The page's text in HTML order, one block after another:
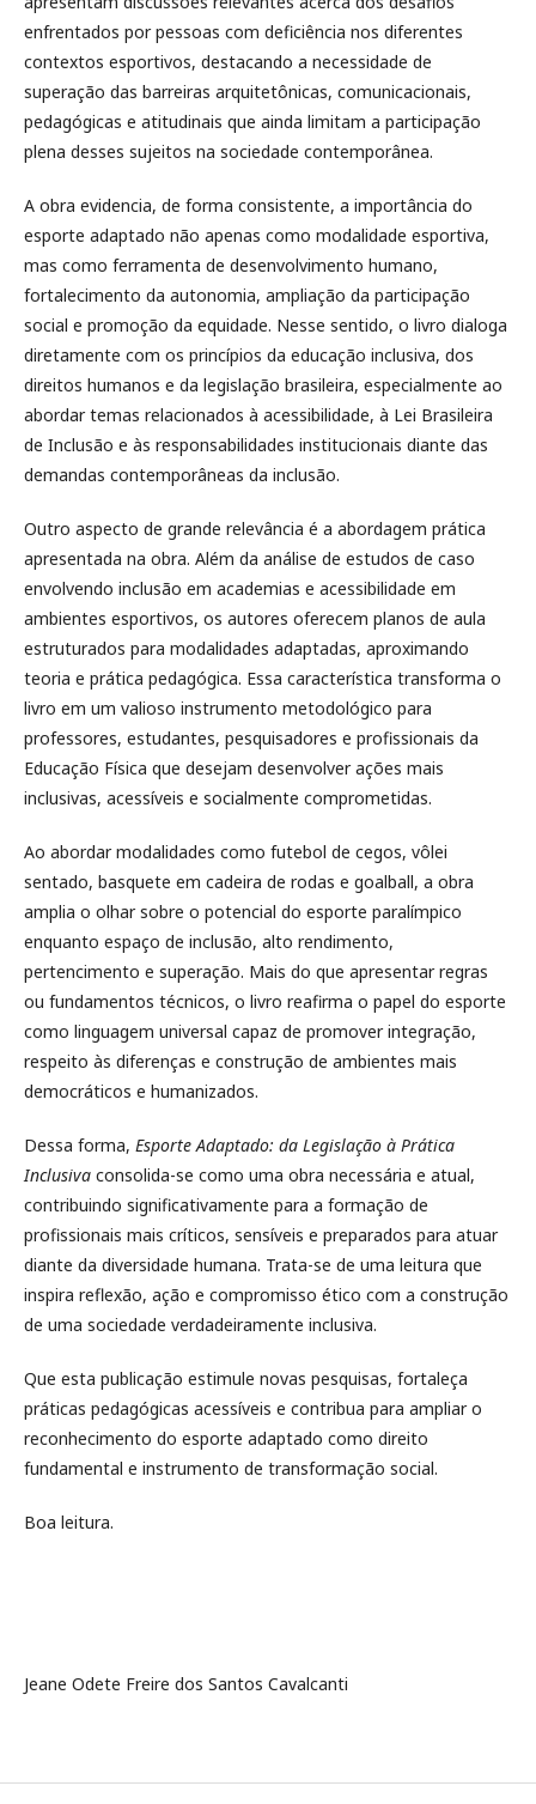
enfrentados por pessoas com deficiência nos diferentes
contextos esportivos, destacando a necessidade de
superação das barreiras arquitetônicas, comunicacionais,
pedagógicas e atitudinais que ainda limitam a participação
plena desses sujeitos na sociedade contemporânea.
A obra evidencia, de forma consistente, a importância do
esporte adaptado não apenas como modalidade esportiva,
mas como ferramenta de desenvolvimento humano,
fortalecimento da autonomia, ampliação da participação
social e promoção da equidade. Nesse sentido, o livro dialoga
diretamente com os princípios da educação inclusiva, dos
direitos humanos e da legislação brasileira, especialmente ao
abordar temas relacionados à acessibilidade, à Lei Brasileira
de Inclusão e às responsabilidades institucionais diante das
demandas contemporâneas da inclusão.
Outro aspecto de grande relevância é a abordagem prática
apresentada na obra. Além da análise de estudos de caso
envolvendo inclusão em academias e acessibilidade em
ambientes esportivos, os autores oferecem planos de aula
estruturados para modalidades adaptadas, aproximando
teoria e prática pedagógica. Essa característica transforma o
livro em um valioso instrumento metodológico para
professores, estudantes, pesquisadores e profissionais da
Educação Física que desejam desenvolver ações mais
inclusivas, acessíveis e socialmente comprometidas.
Ao abordar modalidades como futebol de cegos, vôlei
sentado, basquete em cadeira de rodas e goalball, a obra
amplia o olhar sobre o potencial do esporte paralímpico
enquanto espaço de inclusão, alto rendimento,
pertencimento e superação. Mais do que apresentar regras
ou fundamentos técnicos, o livro reafirma o papel do esporte
como linguagem universal capaz de promover integração,
respeito às diferenças e construção de ambientes mais
democráticos e humanizados.
Dessa forma, Esporte Adaptado: da Legislação à Prática
Inclusiva consolida-se como uma obra necessária e atual,
contribuindo significativamente para a formação de
profissionais mais críticos, sensíveis e preparados para atuar
diante da diversidade humana. Trata-se de uma leitura que
inspira reflexão, ação e compromisso ético com a construção
de uma sociedade verdadeiramente inclusiva.
Que esta publicação estimule novas pesquisas, fortaleça
práticas pedagógicas acessíveis e contribua para ampliar o
reconhecimento do esporte adaptado como direito
fundamental e instrumento de transformação social.
Boa leitura.
Jeane Odete Freire dos Santos Cavalcanti